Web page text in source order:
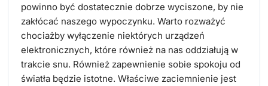
powinno być dostatecznie dobrze wyciszone, by nie
zakłócać naszego wypoczynku. Warto rozważyć
chociażby wyłączenie niektórych urządzeń
elektronicznych, które również na nas oddziałują w
trakcie snu. Również zapewnienie sobie spokoju od
światła będzie istotne. Właściwe zaciemnienie jest